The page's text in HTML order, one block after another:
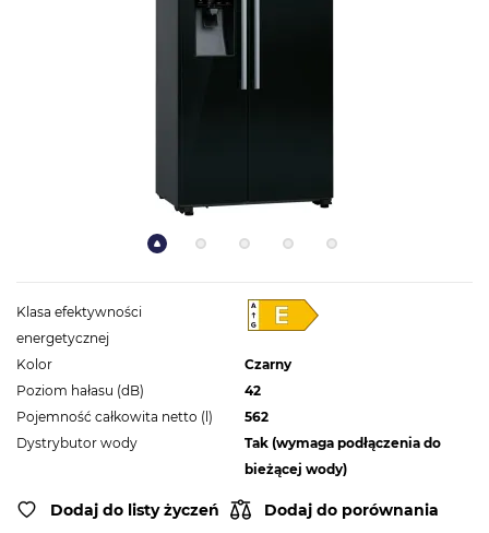
Klasa efektywności
energetycznej
Kolor
Czarny
Poziom hałasu (dB)
42
Pojemność całkowita netto (l)
562
Dystrybutor wody
Tak (wymaga podłączenia do
bieżącej wody)
Dodaj do listy życzeń Dodaj do porównania